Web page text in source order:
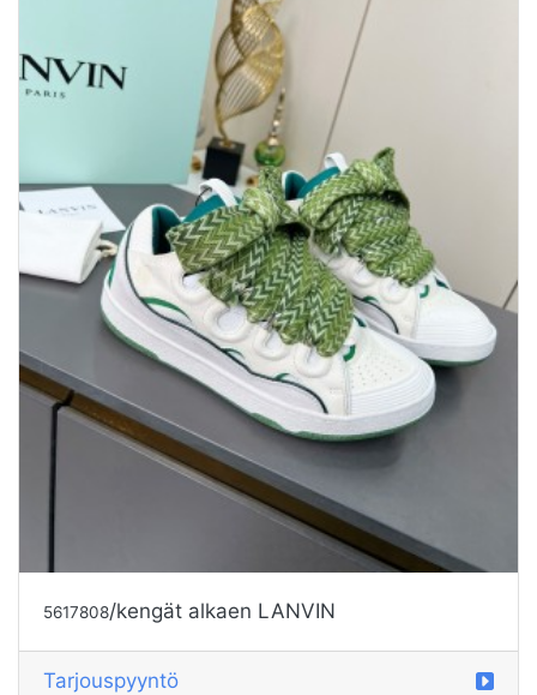
5617808/kengät alkaen LANVIN
Tarjouspyyntö